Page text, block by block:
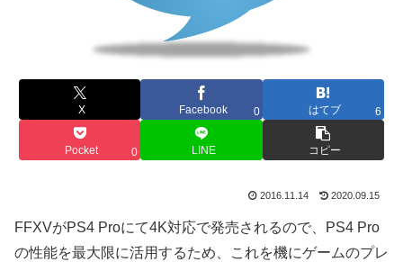
X Facebook 0 はてブ 6
Pocket 0 LINE コピー
2016.11.14 2020.09.15
FFXVがPS4 Proにて4K対応で発売されるので、PS4 Pro
の性能を最大限に活用するため、これを機にゲームのプレ